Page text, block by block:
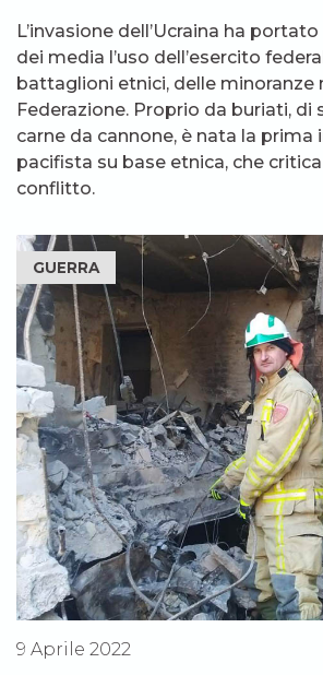
L’invasione dell’Ucraina ha
dei media l’uso dell’esercito
battaglioni etnici, delle minoranze
Federazione. Proprio da buriati,
carne da cannone, è nata la prima
pacifista su base etnica, che
conflitto.
GUERRA
9 Aprile 2022